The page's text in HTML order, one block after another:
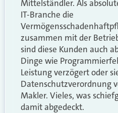
Mittelständler. Als
IT-Branche die
zusammen mit der
sind diese Kunden auch
Dinge wie
Leistung verzögert oder
Datenschutzverordnung
Makler. Vieles, was
damit abgedeckt.